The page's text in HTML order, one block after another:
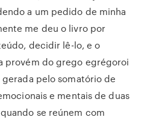
a um pedido de minha
me deu o livro por
decidir lê-lo, e o
provém do grego egrégoroi
pelo somatório de
e mentais de duas
se reúnem com